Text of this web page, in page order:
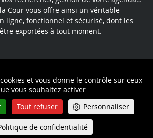
et vous donne le contrôle sur ceux
vous souhaitez activer
Tout refuser Personnaliser
de confidentialité
Cour vous offre ainsi un véritable
ligne, fonctionnel et sécurisé, dont les
exportées à tout moment.
Politique de confidentialité